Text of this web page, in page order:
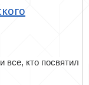
кто посвятил